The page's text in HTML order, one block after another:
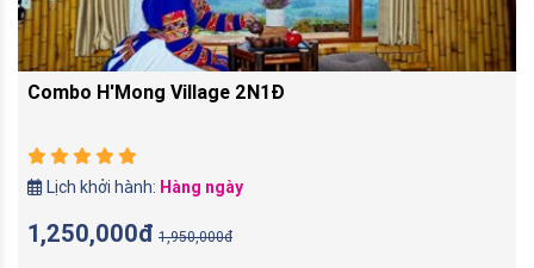
Combo H'Mong Village 2N1Đ
Lịch khởi hành: Hàng ngày
1,250,000đ 1,950,000đ